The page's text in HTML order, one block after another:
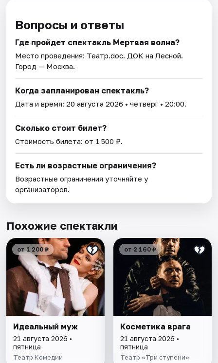
Вопросы и ответы
Где пройдет спектакль Мертвая волна?
Место проведения: Театр.doc. ДОК на Лесной.
Город — Москва.
Когда запланирован спектакль?
Дата и время:20 августа 2026 • четверг • 20:00.
Сколько стоит билет?
Стоимость билета: от 1 500 ₽.
Есть ли возрастные ограничения?
Возрастные ограничения уточняйте у
организаторов.
Похожие спектакли
от 1 200 ₽
Идеальный муж
21 августа 2026 •
пятница
Театр Комедии
от 2 160 ₽
Косметика врага
21 августа 2026 •
пятница
Театр «Три ступени»